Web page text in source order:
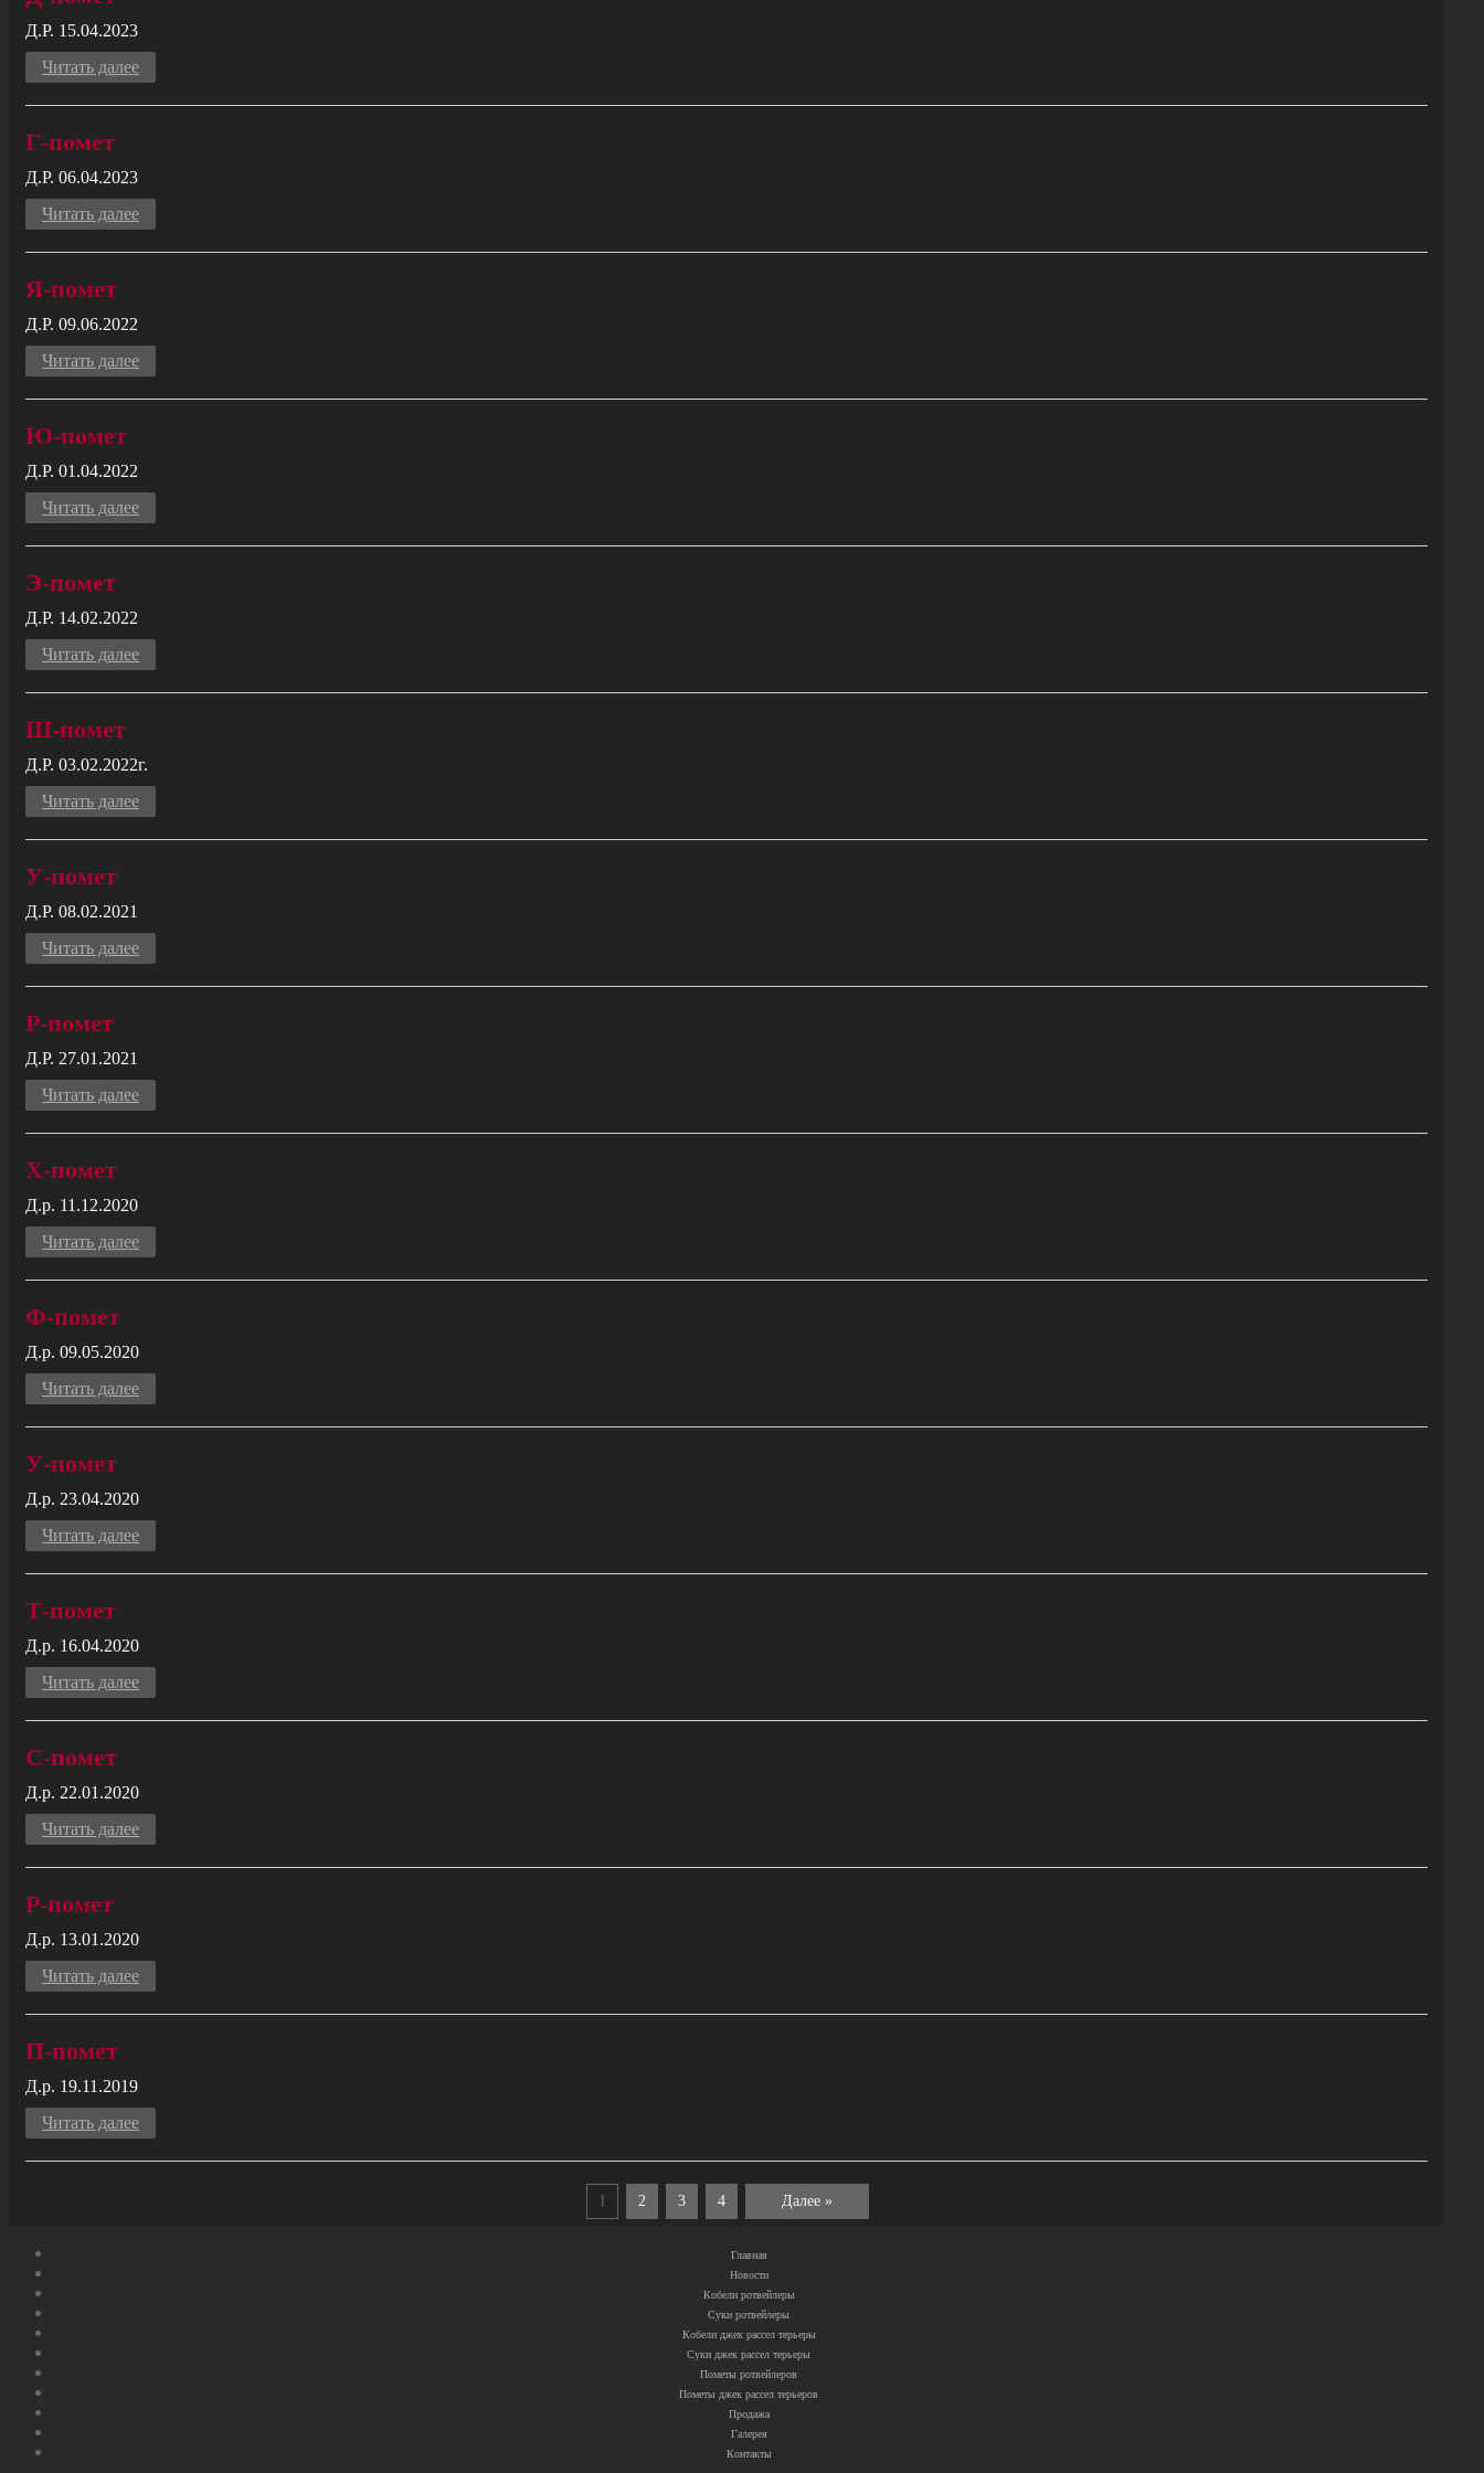
Д.Р. 15.04.2023
Читать далее
Г-помет
Д.Р. 06.04.2023
Читать далее
Я-помет
Д.Р. 09.06.2022
Читать далее
Ю-помет
Д.Р. 01.04.2022
Читать далее
Э-помет
Д.Р. 14.02.2022
Читать далее
Ш-помет
Д.Р. 03.02.2022г.
Читать далее
У-помет
Д.Р. 08.02.2021
Читать далее
Р-помет
Д.Р. 27.01.2021
Читать далее
X-помет
Д.р. 11.12.2020
Читать далее
Ф-помет
Д.р. 09.05.2020
Читать далее
У-помет
Д.р. 23.04.2020
Читать далее
Т-помет
Д.р. 16.04.2020
Читать далее
C-помет
Д.р. 22.01.2020
Читать далее
Р-помет
Д.р. 13.01.2020
Читать далее
П-помет
Д.р. 19.11.2019
Читать далее
1 2 3 4 Далее »
Главная
Новости
Кобели ротвейлеры
Суки ротвейлеры
Кобели джек рассел терьеры
Суки джек рассел терьеры
Пометы ротвейлеров
Пометы джек рассел терьеров
Продажа
Галерея
Контакты